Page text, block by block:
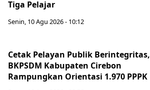
Tiga Pelajar
Senin, 10 Agu 2026 - 10:12
Cetak Pelayan Publik Berintegritas,
BKPSDM Kabupaten Cirebon
Rampungkan Orientasi 1.970 PPPK